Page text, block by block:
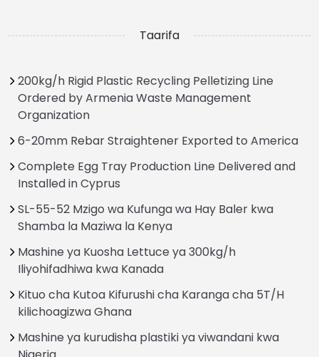
Taarifa
200kg/h Rigid Plastic Recycling Pelletizing Line
Ordered by Armenia Waste Management
Organization
6-20mm Rebar Straightener Exported to America
Complete Egg Tray Production Line Delivered and
Installed in Cyprus
SL-55-52 Mzigo wa Kufunga wa Hay Baler kwa
Shamba la Maziwa la Kenya
Mashine ya Kuosha Lettuce ya 300kg/h
Iliyohifadhiwa kwa Kanada
Kituo cha Kutoa Kifurushi cha Karanga cha 5T/H
kilichoagizwa Ghana
Mashine ya kurudisha plastiki ya viwandani kwa